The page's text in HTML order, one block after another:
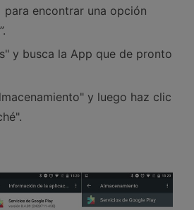
para encontrar una opción
y busca la App que de pronto
y luego haz clic